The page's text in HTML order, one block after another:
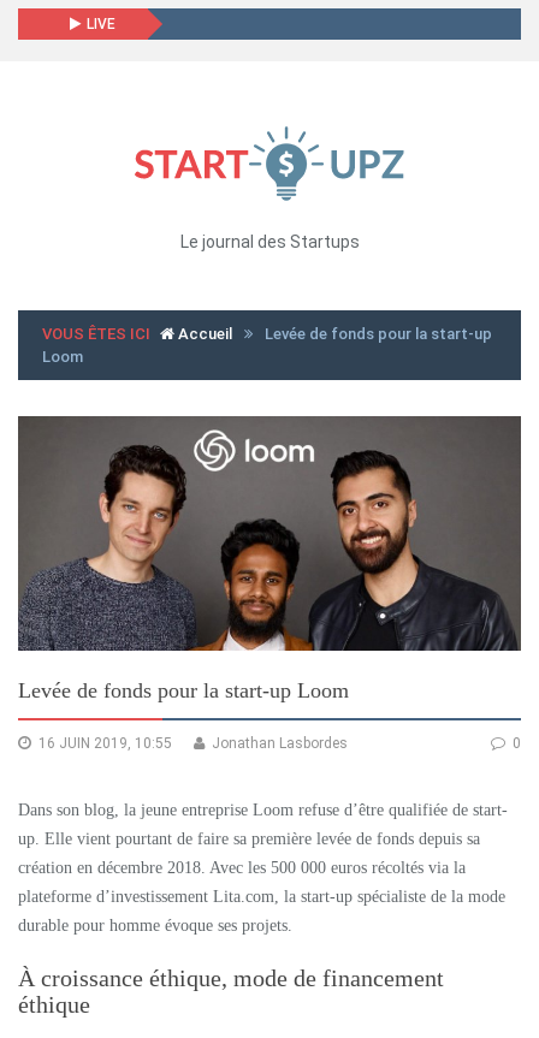
LIVE
Le journal des Startups
VOUS ÊTES ICI Accueil
Levée de fonds pour la start-up
Loom
Levée de fonds pour la start-up Loom
16 JUIN 2019, 10:55 0
Jonathan Lasbordes
Dans son blog, la jeune entreprise Loom refuse d’être qualifiée de start-
up. Elle vient pourtant de faire sa première levée de fonds depuis sa
création en décembre 2018. Avec les 500 000 euros récoltés via la
plateforme d’investissement Lita.com, la start-up spécialiste de la mode
durable pour homme évoque ses projets.
À croissance éthique, mode de financement
éthique